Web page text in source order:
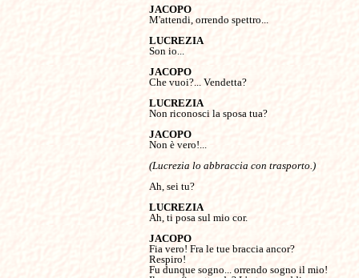
JACOPO
M'attendi, orrendo spettro...
LUCREZIA
Son io...
JACOPO
Che vuoi?... Vendetta?
LUCREZIA
Non riconosci la sposa tua?
JACOPO
Non è vero!...
(Lucrezia lo abbraccia con trasporto.)
Ah, sei tu?
LUCREZIA
Ah, ti posa sul mio cor.
JACOPO
Fia vero! Fra le tue braccia ancor?
Respiro!
Fu dunque sogno... orrendo sogno il mio!